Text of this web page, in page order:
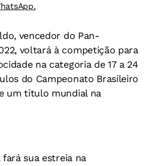
vencedor do Pan-
voltará à competição para
na categoria de 17 a 24
do Campeonato Brasileiro
um título mundial na
sua estreia na